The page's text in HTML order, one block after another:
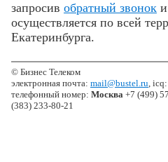
запросив обратный звонок
осуществляется по всей
Екатеринбурга.
© Бизнес Телеком
электронная почта: mail@bustel.ru,
телефонный номер: Москва +7 (499)
(383) 233-80-21